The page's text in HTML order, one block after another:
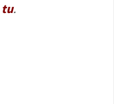
tu.